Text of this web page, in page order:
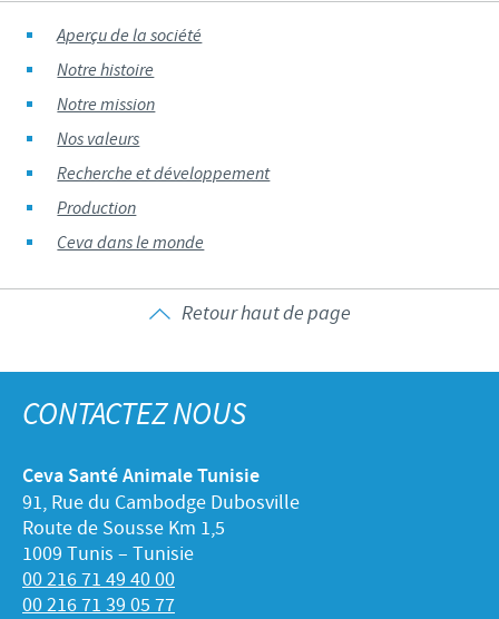
Aperçu de la société
Notre histoire
Notre mission
Nos valeurs
Recherche et développement
Production
Ceva dans le monde
Retour haut de page
CONTACTEZ NOUS
Ceva Santé Animale Tunisie
91, Rue du Cambodge Dubosville
Route de Sousse Km 1,5
1009 Tunis – Tunisie
00 216 71 49 40 00
00 216 71 39 05 77